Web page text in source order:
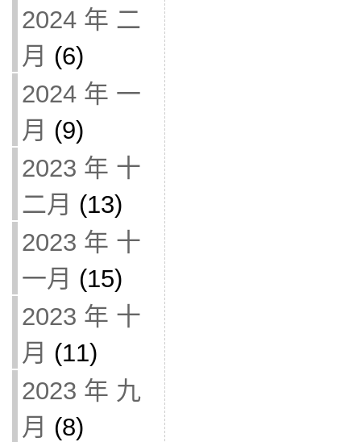
2024 年 二
月 (6)
2024 年 一
月 (9)
2023 年 十
二月 (13)
2023 年 十
一月 (15)
2023 年 十
月 (11)
2023 年 九
月 (8)